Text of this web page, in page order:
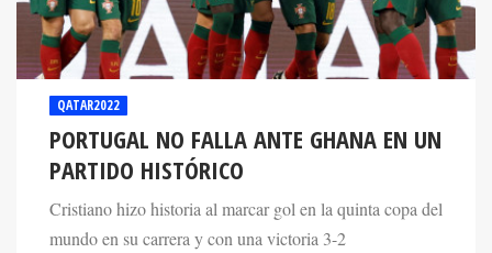
QATAR2022
PORTUGAL NO FALLA ANTE GHANA EN UN
PARTIDO HISTÓRICO
Cristiano hizo historia al marcar gol en la quinta copa del
mundo en su carrera y con una victoria 3-2